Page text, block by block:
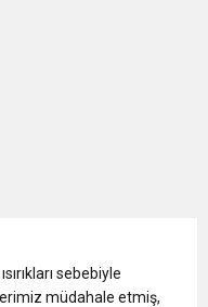
Öğrenciler İçin Anlamlı
sebebiyle
müdahale etmiş,